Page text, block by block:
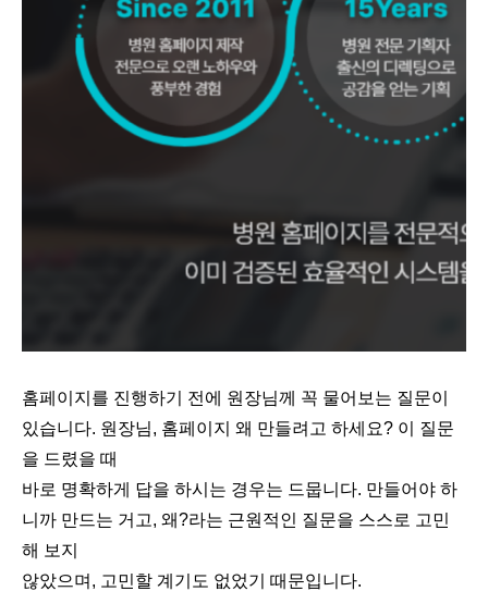
홈페이지를 진행하기 전에 원장님께 꼭 물어보는 질문이
있습니다. 원장님, 홈페이지 왜 만들려고 하세요? 이 질문
을 드렸을 때
바로 명확하게 답을 하시는 경우는 드뭅니다. 만들어야 하
니까 만드는 거고, 왜?라는 근원적인 질문을 스스로 고민
해 보지
않았으며, 고민할 계기도 없었기 때문입니다.